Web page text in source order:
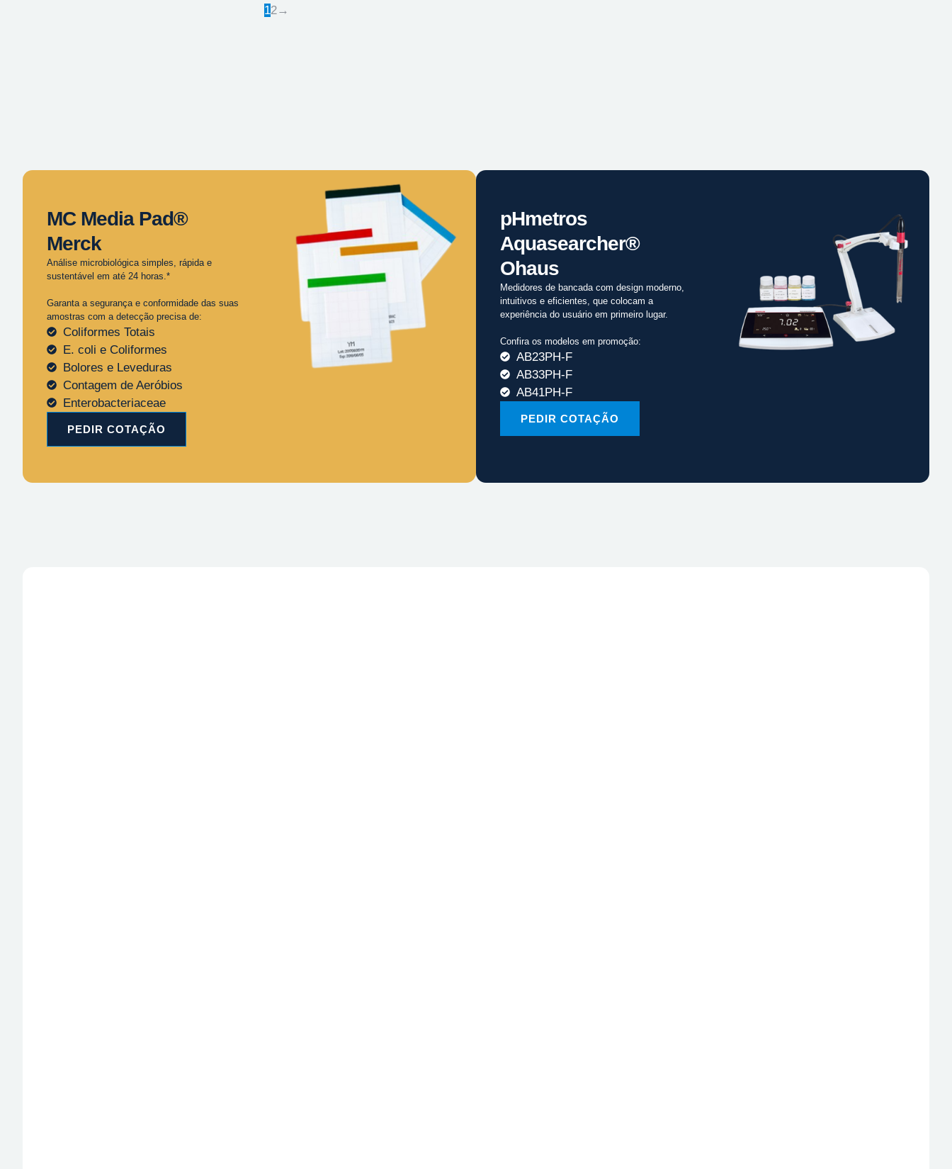
12→
MC Media Pad®
Merck
Análise microbiológica simples, rápida e
sustentável em até 24 horas.*
Garanta a segurança e conformidade das suas
amostras com a detecção precisa de:
Coliformes Totais
E. coli e Coliformes
Bolores e Leveduras
Contagem de Aeróbios
Enterobacteriaceae
PEDIR COTAÇÃO
pHmetros
Aquasearcher®
Ohaus
Medidores de bancada com design moderno,
intuitivos e eficientes, que colocam a
experiência do usuário em primeiro lugar.
Confira os modelos em promoção:
AB23PH-F
AB33PH-F
AB41PH-F
PEDIR COTAÇÃO